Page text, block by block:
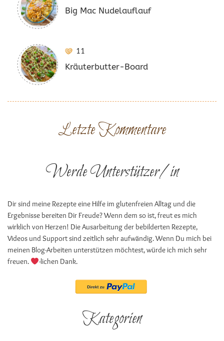
Big Mac Nudelauflauf
11
Kräuterbutter-Board
Letzte Kommentare
Werde Unterstützer/in
Dir sind meine Rezepte eine Hilfe im glutenfreien Alltag und die
Ergebnisse bereiten Dir Freude? Wenn dem so ist, freut es mich
wirklich von Herzen! Die Ausarbeitung der bebilderten Rezepte,
Videos und Support sind zeitlich sehr aufwändig. Wenn Du mich bei
meinen Blog-Arbeiten unterstützen möchtest, würde ich mich sehr
freuen.
-lichen Dank.
Kategorien